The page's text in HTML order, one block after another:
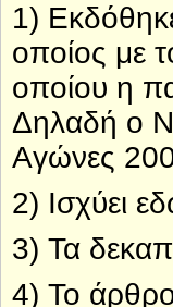
1)
οποίος με
οποίου η
Δηλαδή ο
Αγώνες
2) Ισχύει
3) Τα
4) Το